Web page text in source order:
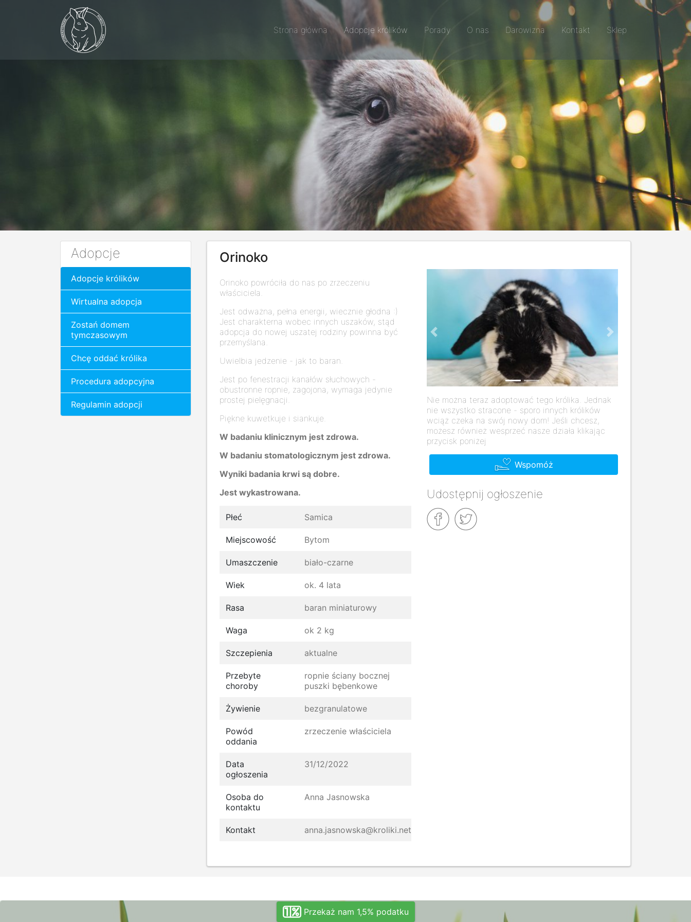
Strona główna Adopcje królików Porady O nas Darowizna Kontakt Sklep
Adopcje
Adopcje królików
Wirtualna adopcja
Zostań domem
tymczasowym
Chcę oddać królika
Procedura adopcyjna
Regulamin adopcji
Orinoko
Orinoko powróciła do nas po zrzeczeniu
właściciela.
Jest odważna, pełna energii, wiecznie głodna :)
Jest charakterna wobec innych uszaków, stąd
adopcja do nowej uszatej rodziny powinna być
przemyślana.
Uwielbia jedzenie - jak to baran.
Jest po fenestracji kanałów słuchowych -
obustronne ropnie, zagojona, wymaga jedynie
prostej pielęgnacji.
Piękne kuwetkuje i siankuje.
W badaniu klinicznym jest zdrowa.
W badaniu stomatologicznym jest zdrowa.
Wyniki badania krwi są dobre.
Jest wykastrowana.
Płeć Samica
Miejscowość Bytom
Umaszczenie biało-czarne
Wiek ok. 4 lata
Rasa baran miniaturowy
Waga ok 2 kg
Szczepienia aktualne
Przebyte
choroby
ropnie ściany bocznej
puszki bębenkowe
Żywienie bezgranulatowe
Powód
oddania
zrzeczenie właściciela
Data
ogłoszenia
31/12/2022
Osoba do
kontaktu
Anna Jasnowska
Kontakt anna.jasnowska@kroliki.net
Previous Next
Nie można teraz adoptować tego królika. Jednak
nie wszystko stracone - sporo innych królików
wciąż czeka na swój nowy dom! Jeśli chcesz,
możesz również wesprzeć nasze działa klikając
przycisk poniżej
Wspomóż
Udostępnij ogłoszenie
Przekaż nam 1,5% podatku